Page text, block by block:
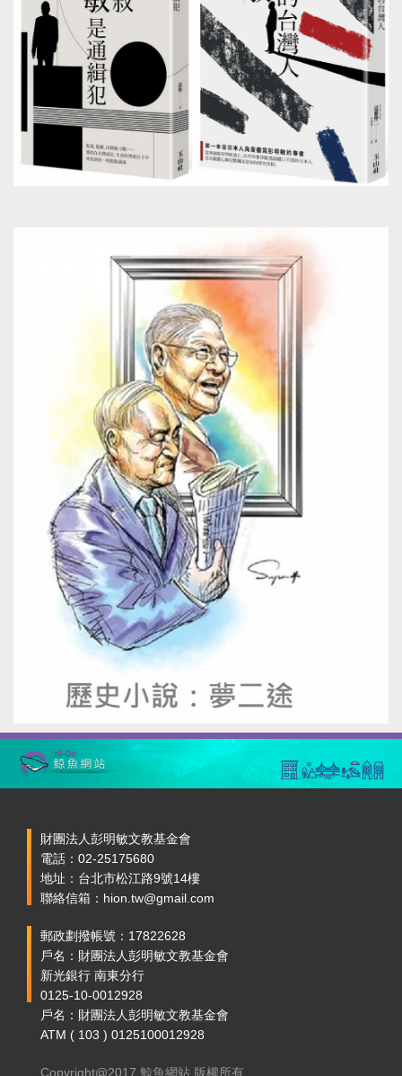
財團法人彭明敏文教基金會
電話：02-25175680
地址：台北市松江路9號14樓
聯絡信箱：hion.tw@gmail.com
郵政劃撥帳號：17822628
戶名：財團法人彭明敏文教基金會
新光銀行 南東分行
0125-10-0012928
戶名：財團法人彭明敏文教基金會
ATM ( 103 ) 0125100012928
Copyright@2017 鯨魚網站 版權所有